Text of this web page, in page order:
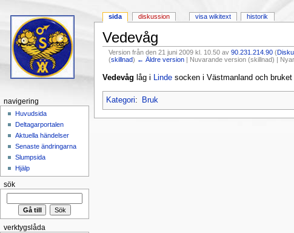
Vedevåg
Version från den 21 juni 2009 kl. 10.50 av90.231.214.90 (
(skillnad) ← Äldre version | Nuvarande version (skillnad) |
Vedevåg låg i Lindesocken i Västmanland och bruket
Kategori: Bruk
sida diskussion visa wikitext historik
navigering
Huvudsida
Deltagarportalen
Aktuella händelser
Senaste ändringarna
Slumpsida
Hjälp
sök
verktygslåda